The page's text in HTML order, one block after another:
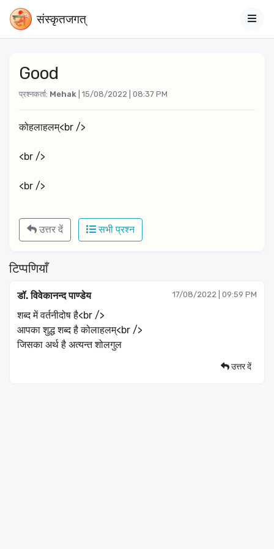
संस्‍कृतजगत्
Good
प्रश्नकर्ता: Mehak | 15/08/2022 | 08:37 PM
कोहलाहलम्<br />
<br />
<br />
उत्तर दें सभी प्रश्न
टिप्पणियाँ
डॉ. विवेकानन्द पाण्डेय 17/08/2022 | 09:59 PM
शब्द में वर्तनीदोष है<br />
आपका शुद्ध शब्द है कोलाहलम्<br />
जिसका अर्थ है अत्यन्त शोलगुल
उत्तर दें